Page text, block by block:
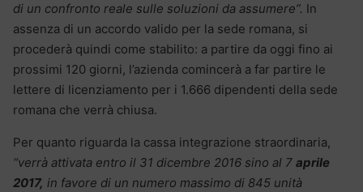
di un confronto reale sulle soluzioni da assumere”. In
assenza di un accordo valido per la sede romana, si
procederà quindi come stabilito: a partire da oggi fino ai
prossimi 120 giorni, l’azienda comincerà a far partire le
lettere di licenziamento per i 1.666 dipendenti della sede
romana che verrà chiusa.
Per quanto riguarda la cassa integrazione straordinaria,
“verrà attivata entro il 31 dicembre 2016 sino al 7 aprile
2017, in favore di un numero massimo di 845 unità